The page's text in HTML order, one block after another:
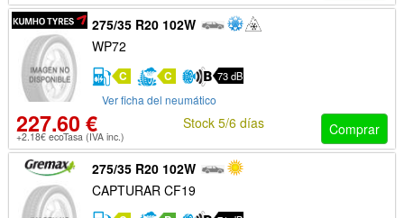
275/35 R20 102W
WP72
C C 73 dB
Ver ficha del neumático
227.60 €
+2.18€ ecoTasa (IVA inc.) Comprar
Stock 5/6 días
275/35 R20 102W
CAPTURAR CF19